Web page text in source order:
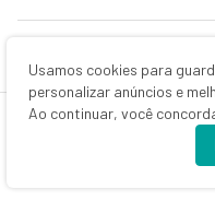
Usamos cookies para
personalizar anúncios e
Ao continuar, você